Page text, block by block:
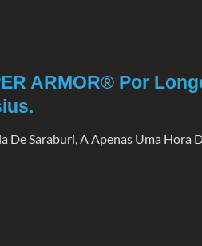
ARMOR® Por
Saraburi, A Apenas Uma Hora